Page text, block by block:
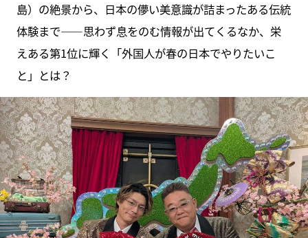
島）の絶景から、日本の儚い美意識が詰まったある伝統
体験まで――思わず息をのむ情報が出てくるなか、栄
えある第1位に輝く「外国人が春の日本でやりたいこ
と」とは？